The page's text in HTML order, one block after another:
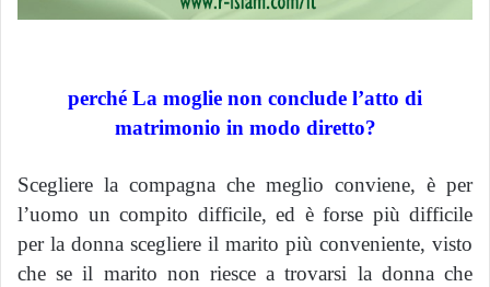
perché La moglie non conclude l’atto di
matrimonio in modo diretto?
Scegliere la compagna che meglio conviene, è per
l’uomo un compito difficile, ed è forse più difficile
per la donna scegliere il marito più conveniente, visto
che se il marito non riesce a trovarsi la donna che